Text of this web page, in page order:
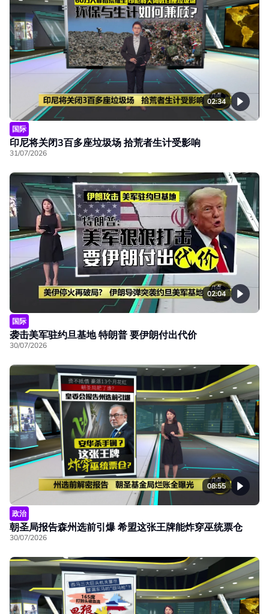
02:34
国际
印尼将关闭3百多座垃圾场 拾荒者生计受影响
31/07/2026
02:04
国际
袭击美军驻约旦基地 特朗普 要伊朗付出代价
30/07/2026
08:55
政治
朝圣局报告森州选前引爆 希盟这张王牌能炸穿巫统票仓
30/07/2026